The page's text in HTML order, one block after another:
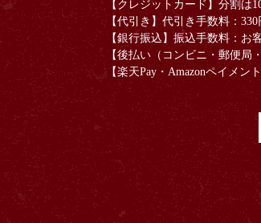
【クレジットカード】分割は
【代引き】代引き手数料：330
【銀行振込】振込手数料：お
【後払い（コンビニ・郵便局
【楽天Pay・Amazonペイメント